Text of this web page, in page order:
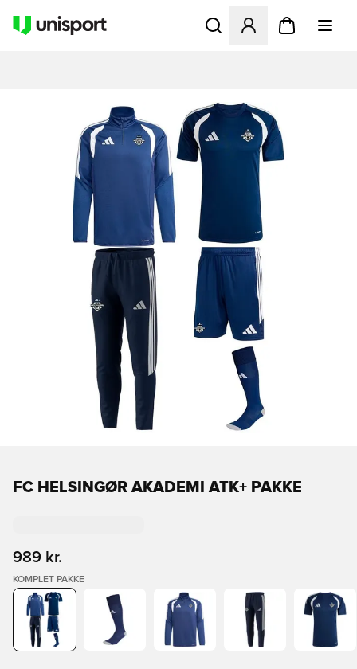
Åbner en Modal til at
FC HELSINGØR AKADEMI ATK+ PAKKE
989 kr.
KOMPLET PAKKE